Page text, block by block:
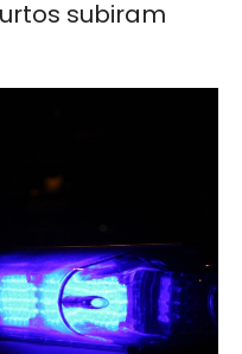
subiram